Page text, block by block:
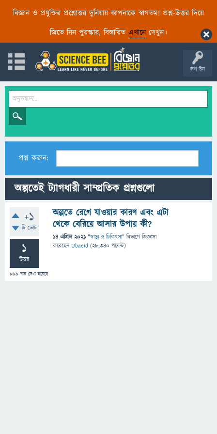
বিজ্ঞান ও প্রযুক্তির প্রশ্নোত্তর দুনিয়ায় আপনাকে স্বাগতম! প্রশ্ন-উত্তর দিয়ে
জিতে নিন পুরস্কার, বিস্তারিত এখানেদেখুন।
লগ ইন
প্রশ্ন করুন:
অল্পতেই ট্যাগধারী সাম্প্রতিক প্রশ্নগুলো
+1
টি ভোট
1
উত্তর
899 বার দেখা হয়েছে
অল্পতে রেগে যাওয়ার কারণ এবং এটা
থেকে বেরিয়ে আসার উপায় কী?
14 এপ্রিল 2021 "স্বাস্থ্য ও চিকিৎসা" বিভাগে জিজ্ঞাসা
করেছেনUbaeid (28,340 পয়েন্ট)